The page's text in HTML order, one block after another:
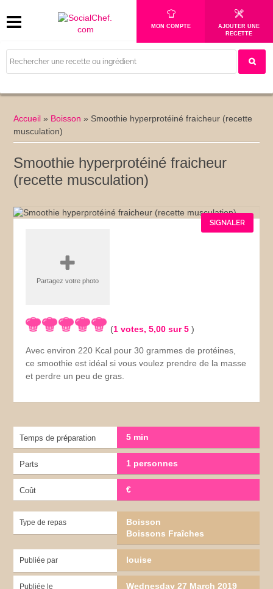
MON COMPTE
AJOUTER UNE
RECETTE
Accueil » Boisson » Smoothie hyperprotéiné fraicheur (recette
musculation)
Smoothie hyperprotéiné fraicheur
(recette musculation)
SIGNALER
Partagez votre photo
(1 votes,5,00 sur 5)
Avec environ 220 Kcal pour 30 grammes de protéines,
ce smoothie est idéal si vous voulez prendre de la masse
et perdre un peu de gras.
Temps de préparation 5 min
Parts 1 personnes
Coût €
Type de repas
Boisson
Boissons Fraîches
Publiée par louise
Publiée le Wednesday 27 March 2019